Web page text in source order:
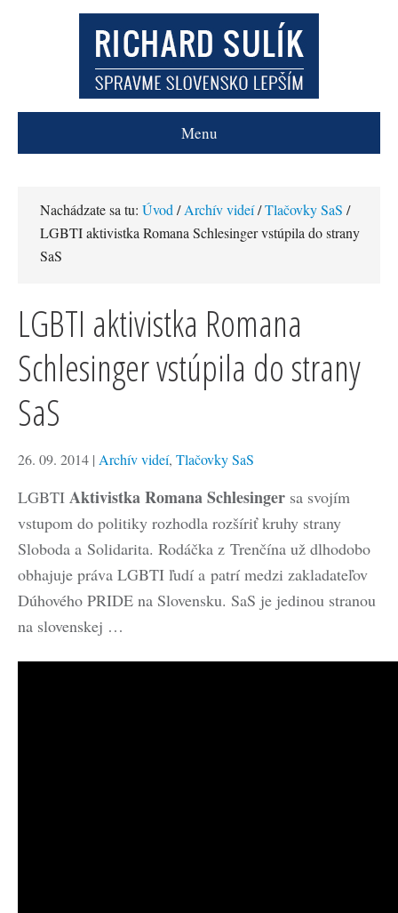
Menu
Nachádzate sa tu: Úvod /Archív videí/Tlačovky SaS /
LGBTI aktivistka Romana Schlesinger vstúpila do strany
SaS
LGBTI aktivistka Romana
Schlesinger vstúpila do strany
SaS
26. 09. 2014 | Archív videí, Tlačovky SaS
LGBTI Aktivistka Romana Schlesinger sa svojím
vstupom do politiky rozhodla rozšíriť kruhy strany
Sloboda a Solidarita. Rodáčka z Trenčína už dlhodobo
obhajuje práva LGBTI ľudí a patrí medzi zakladateľov
Dúhového PRIDE na Slovensku. SaS je jedinou stranou
na slovenskej …